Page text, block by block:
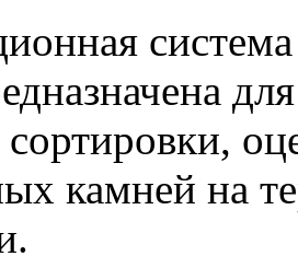
сортировки,
камней на